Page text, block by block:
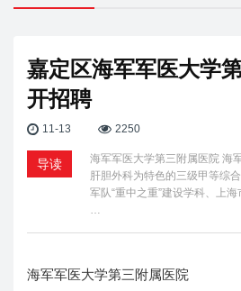
嘉定区海军军医大学
开招聘
11-13 2250
导读
海军军医大学第三附属医院 海
肝胆外科为特色的三级甲等综
军队“重中之重”建设学科、上海
…
海军军医大学第三附属医院